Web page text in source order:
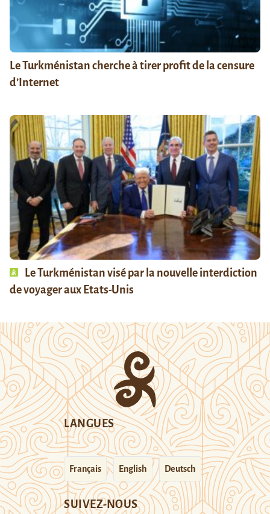
Le Turkménistan cherche à tirer profit de la censure
d’Internet
Le Turkménistan visé par la nouvelle interdiction
de voyager aux Etats-Unis
LANGUES
Français English Deutsch
SUIVEZ-NOUS